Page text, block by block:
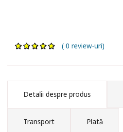
( 0 review-uri)
Detalii despre produs
Transport Plată